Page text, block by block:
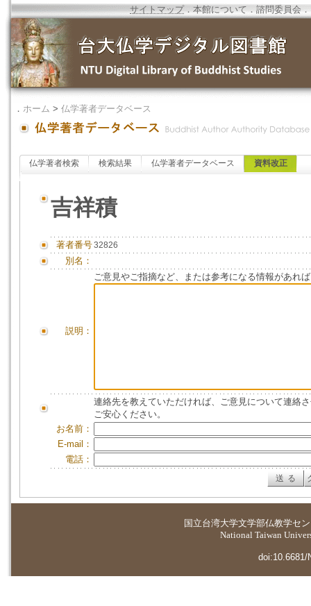
サイトマップ．本館について ．諮問委員会 ．
． ホーム > 仏学著者データベース
仏学著者検索 検索結果 仏学著者データベース 資料改正
吉祥積
著者番号32826
別名：
説明：
ご意見やご指摘など、または参考になる情報があれ
連絡先を教えていただければ、ご意見について連絡
ご安心ください。
お名前：
E-mail：
電話：
国立台湾大学文学部仏教学セ
National Taiwan
doi:10.6681/